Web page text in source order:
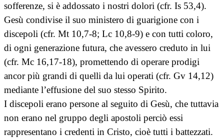
sofferenze, si è addossato i nostri dolori (cfr. Is 53,4).
Gesù condivise il suo ministero di guarigione con i
discepoli (cfr. Mt 10,7-8; Lc 10,8-9) e con tutti coloro,
di ogni generazione futura, che avessero creduto in lui
(cfr. Mc 16,17-18), promettendo di operare prodigi
ancor più grandi di quelli da lui operati (cfr. Gv 14,12)
mediante l’effusione del suo stesso Spirito.
I discepoli erano persone al seguito di Gesù, che tuttavia
non erano nel gruppo degli apostoli perciò essi
rappresentano i credenti in Cristo, cioè tutti i battezzati.